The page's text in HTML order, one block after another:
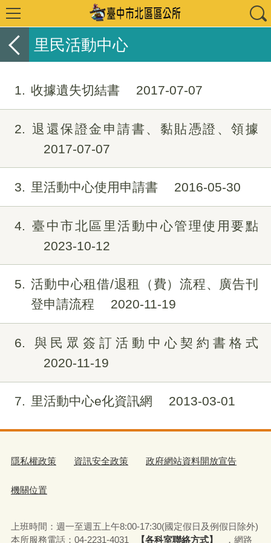
里民活動中心
1 收據遺失切結書 2017-07-07
2
退還保證金申請書、黏貼憑證、領據
2017-07-07
3 里活動中心使用申請書 2016-05-30
4
臺中市北區里活動中心管理使用要點
2023-10-12
5
活動中心租借/退租（費）流程、廣告刊
登申請流程
2020-11-19
6
與民眾簽訂活動中心契約書格式
2020-11-19
7 里活動中心e化資訊網 2013-03-01
隱私權政策 資訊安全政策 政府網站資料開放宣告
機關位置
上班時間：週一至週五上午8:00-17:30(國定假日及例假日除外)
本所服務電話：04-2231-4031
【各科室聯絡方式】 ，網路